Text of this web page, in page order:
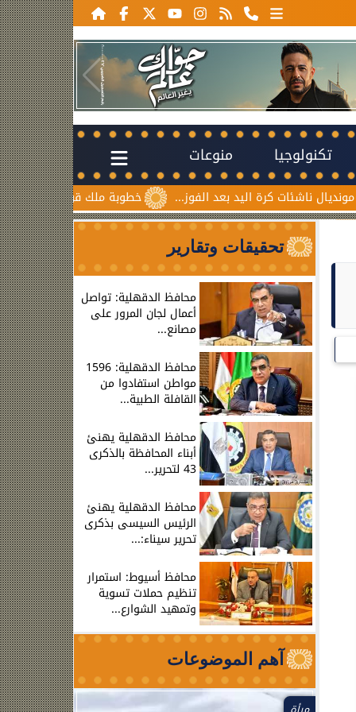
تكنولوجيا منوعات
خطوبة ملك قورة ويوسف عثمان.. احتفال اليد بعد الفوز...
تحقيقات وتقارير
محافظ الدقهلية: تواصل
أعمال لجان المرور على
مصانع...
محافظ الدقهلية: 1596
مواطن استفادوا من
القافلة الطبية...
محافظ الدقهلية يهنئ
أبناء المحافظة بالذكرى
43 لتحرير...
محافظ الدقهلية يهنئ
الرئيس السيسى بذكرى
تحرير سيناء:...
محافظ أسيوط: استمرار
تنظيم حملات تسوية
وتمهيد الشوارع...
آهم الموضوعات